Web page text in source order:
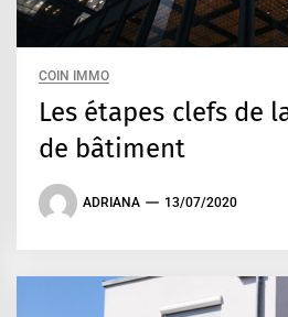
COIN IMMO
Les étapes clefs de
de bâtiment
ADRIANA 13/07/2020